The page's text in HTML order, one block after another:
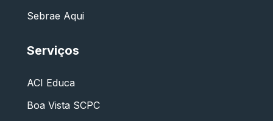
Sebrae Aqui
Serviços
ACI Educa
Boa Vista SCPC